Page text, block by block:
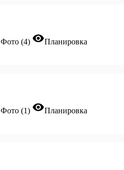
Фото (4) visibilityПланировка
Фото (1) visibilityПланировка